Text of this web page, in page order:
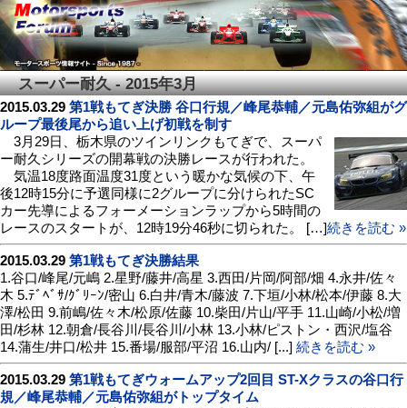
スーパー耐久 - 2015年3月
2015.03.29 第1戦もてぎ決勝 谷口行規／峰尾恭輔／元島佑弥組がグ
ループ最後尾から追い上げ初戦を制す
3月29日、栃木県のツインリンクもてぎで、スーパ
ー耐久シリーズの開幕戦の決勝レースが行われた。
気温18度路面温度31度という暖かな気候の下、午
後12時15分に予選同様に2グループに分けられたSC
カー先導によるフォーメーションラップから5時間の
レースのスタートが、12時19分46秒に切られた。 […]続きを読む »
2015.03.29 第1戦もてぎ決勝結果
1.谷口/峰尾/元嶋 2.星野/藤井/高星 3.西田/片岡/阿部/畑 4.永井/佐々
木 5.ﾃﾞﾍﾞｻ/ｸﾞﾘｰﾝ/密山 6.白井/青木/藤波 7.下垣/小林/松本/伊藤 8.大
澤/松田 9.前嶋/佐々木/松原/佐藤 10.柴田/片山/平手 11.山崎/小松/増
田/杉林 12.朝倉/長谷川/長谷川/小林 13.小林/ピストン・西沢/塩谷
14.蒲生/井口/松井 15.番場/服部/平沼 16.山内/ [...] 続きを読む »
2015.03.29 第1戦もてぎウォームアップ2回目 ST-Xクラスの谷口行
規／峰尾恭輔／元島佑弥組がトップタイム